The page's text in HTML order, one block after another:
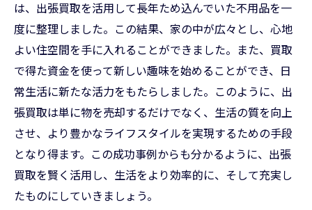
は、出張買取を活用して長年ため込んでいた不用品を一
度に整理しました。この結果、家の中が広々とし、心地
よい住空間を手に入れることができました。また、買取
で得た資金を使って新しい趣味を始めることができ、日
常生活に新たな活力をもたらしました。このように、出
張買取は単に物を売却するだけでなく、生活の質を向上
させ、より豊かなライフスタイルを実現するための手段
となり得ます。この成功事例からも分かるように、出張
買取を賢く活用し、生活をより効率的に、そして充実し
たものにしていきましょう。